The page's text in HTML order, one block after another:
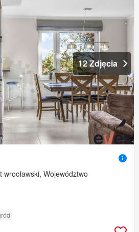
12 Zdjęcia
wrocławski, Województwo